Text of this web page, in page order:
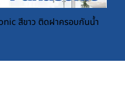
สีขาว ติดฝาครอบกันน้ำ